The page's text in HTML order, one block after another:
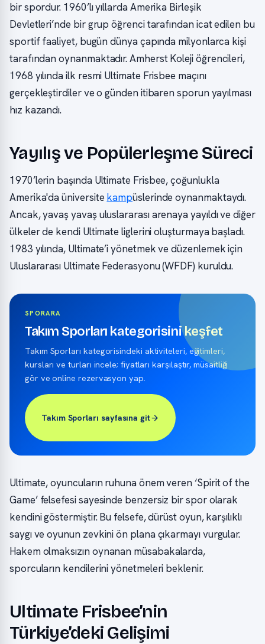
bir spordur. 1960’lı yıllarda Amerika Birleşik
Devletleri’nde bir grup öğrenci tarafından icat edilen bu
sportif faaliyet, bugün dünya çapında milyonlarca kişi
tarafından oynanmaktadır. Amherst Koleji öğrencileri,
1968 yılında ilk resmi Ultimate Frisbee maçını
gerçekleştirdiler ve o günden itibaren sporun yayılması
hız kazandı.
Yayılış ve Popülerleşme Süreci
1970’lerin başında Ultimate Frisbee, çoğunlukla
Amerika'da üniversite kampüslerinde oynanmaktaydı.
Ancak, yavaş yavaş uluslararası arenaya yayıldı ve diğer
ülkeler de kendi Ultimate liglerini oluşturmaya başladı.
1983 yılında, Ultimate’i yönetmek ve düzenlemek için
Uluslararası Ultimate Federasyonu (WFDF) kuruldu.
SPORARA
Takım Sporları kategorisini keşfet
Takım Sporları kategorisindeki aktiviteleri, eğitimleri,
kursları ve turları incele; fiyatları karşılaştır, müsaitliği
gör ve online rezervasyon yap.
Takım Sporları sayfasına git
Ultimate, oyuncuların ruhuna önem veren ‘Spirit of the
Game’ felsefesi sayesinde benzersiz bir spor olarak
kendini göstermiştir. Bu felsefe, dürüst oyun, karşılıklı
saygı ve oyunun zevkini ön plana çıkarmayı vurgular.
Hakem olmaksızın oynanan müsabakalarda,
sporcuların kendilerini yönetmeleri beklenir.
Ultimate Frisbee’nin
Türkiye’deki Gelişimi